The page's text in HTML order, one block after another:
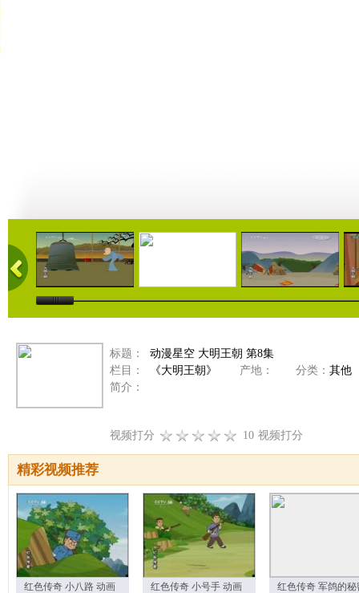
10:52 11:16 10:32
标题：
动漫星空 大明王朝 第8集
栏目：
《大明王朝》 产地： 分类： 其他
简介：
视频打分 10 视频打分
精彩视频推荐
红色传奇 小八路 动画
红色传奇 小号手 动画
红色传奇 军鸽的秘